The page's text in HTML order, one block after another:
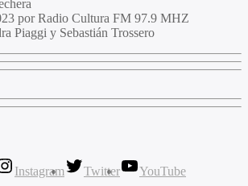
por Radio Cultura FM 97.9 MHZ
Piaggi y Sebastián Trossero
Instagram Twitter
YouTube